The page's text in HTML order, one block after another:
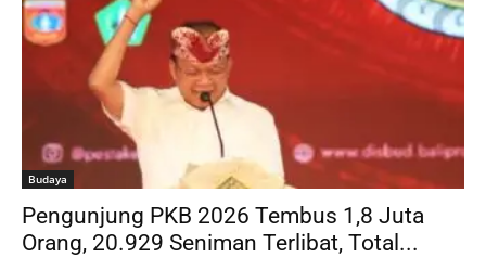
Budaya
Pengunjung PKB 2026 Tembus 1,8 Juta
Orang, 20.929 Seniman Terlibat, Total...